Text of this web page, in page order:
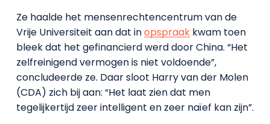
Ze haalde het mensenrechtencentrum van de
Vrije Universiteit aan dat inopspraakkwam toen
bleek dat het gefinancierd werd door China. “Het
zelfreinigend vermogen is niet voldoende”,
concludeerde ze. Daar sloot Harry van der Molen
(CDA) zich bij aan: “Het laat zien dat men
tegelijkertijd zeer intelligent en zeer naïef kan zijn”.